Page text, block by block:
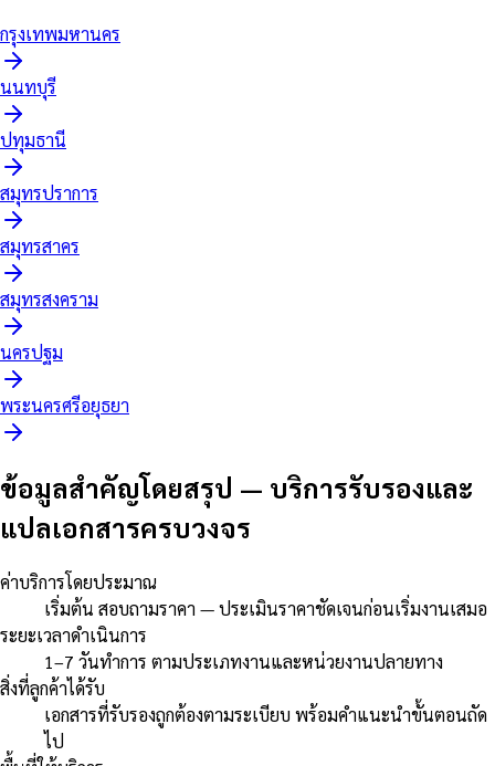
กรุงเทพมหานคร
นนทบุรี
ปทุมธานี
สมุทรปราการ
สมุทรสาคร
สมุทรสงคราม
นครปฐม
พระนครศรีอยุธยา
ข้อมูลสำคัญโดยสรุป — บริการรับรองและ
แปลเอกสารครบวงจร
ค่าบริการโดยประมาณ
เริ่มต้น สอบถามราคา — ประเมินราคาชัดเจนก่อนเริ่มงานเสมอ
ระยะเวลาดำเนินการ
1–7 วันทำการ ตามประเภทงานและหน่วยงานปลายทาง
สิ่งที่ลูกค้าได้รับ
เอกสารที่รับรองถูกต้องตามระเบียบ พร้อมคำแนะนำขั้นตอนถัด
ไป